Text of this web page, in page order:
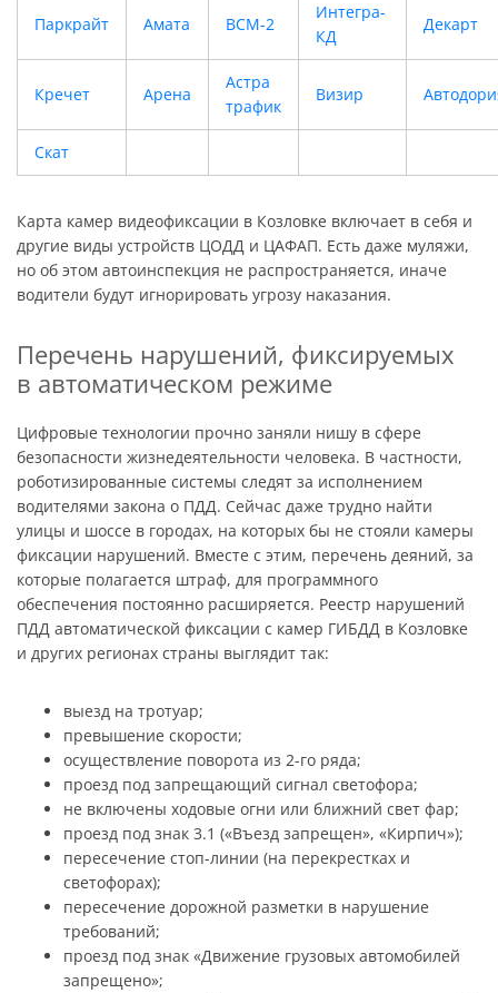
Паркрайт Амата ВСМ-2
Интегра-
КД
Декарт
Кречет Арена
Астра
трафик
Визир
Скат
Карта камер видеофиксации в Козловке включает в себя и
другие виды устройств ЦОДД и ЦАФАП. Есть даже муляжи,
но об этом автоинспекция не распространяется, иначе
водители будут игнорировать угрозу наказания.
Перечень нарушений, фиксируемых
в автоматическом режиме
Цифровые технологии прочно заняли нишу в сфере
безопасности жизнедеятельности человека. В частности,
роботизированные системы следят за исполнением
водителями закона о ПДД. Сейчас даже трудно найти
улицы и шоссе в городах, на которых бы не стояли камеры
фиксации нарушений. Вместе с этим, перечень деяний, за
которые полагается штраф, для программного
обеспечения постоянно расширяется. Реестр нарушений
ПДД автоматической фиксации с камер ГИБДД в Козловке
и других регионах страны выглядит так:
выезд на тротуар;
превышение скорости;
осуществление поворота из 2-го ряда;
проезд под запрещающий сигнал светофора;
не включены ходовые огни или ближний свет фар;
проезд под знак 3.1 («Въезд запрещен», «Кирпич»);
пересечение стоп-линии (на перекрестках и
светофорах);
пересечение дорожной разметки в нарушение
требований;
проезд под знак «Движение грузовых автомобилей
запрещено»;